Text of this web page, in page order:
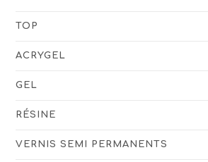
TOP
ACRYGEL
GEL
RÉSINE
VERNIS SEMI PERMANENTS